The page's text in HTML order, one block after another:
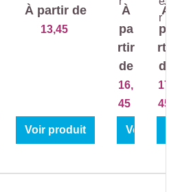
Meubles en
Teck
À partir de
13,45
Voir produit
ov
er
Te
ak
Cl
ea
ne
r
À
pa
rtir
de
16,
45
Voir
ov
er
Te
ck
Dé
gri
se
ur
À
pa
rtir
de
17,
45